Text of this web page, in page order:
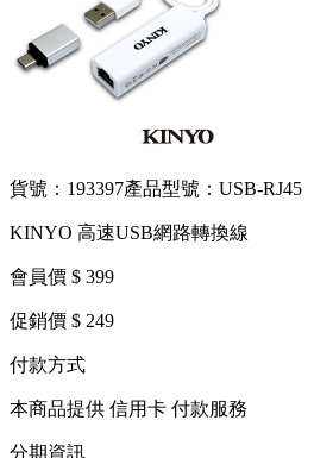
貨號：193397產品型號：USB-RJ45
KINYO 高速USB網路轉換線
會員價 $ 399
促銷價 $ 249
付款方式
本商品提供 信用卡 付款服務
分期資訊